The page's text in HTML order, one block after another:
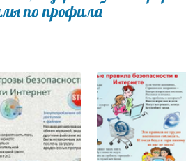
по профила